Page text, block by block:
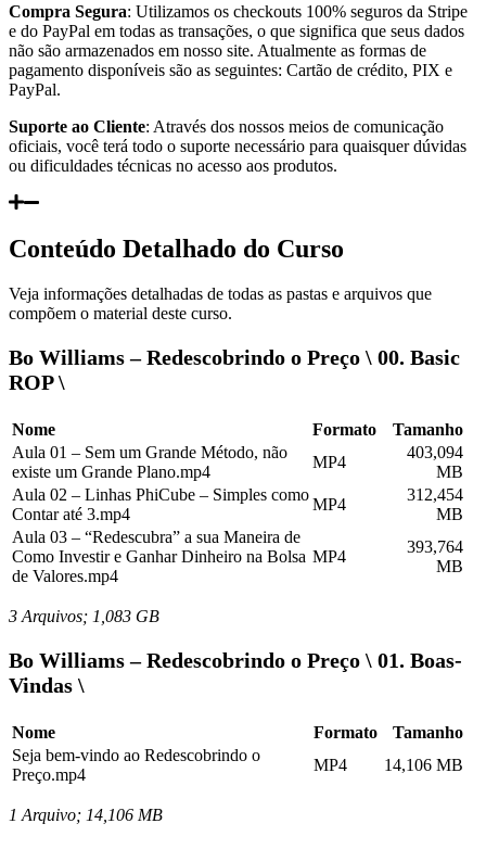
Compra Segura: Utilizamos os checkouts 100% seguros da Stripe
e do PayPal em todas as transações, o que significa que seus dados
não são armazenados em nosso site. Atualmente as formas de
pagamento disponíveis são as seguintes: Cartão de crédito, PIX e
PayPal.
Suporte ao Cliente: Através dos nossos meios de comunicação
oficiais, você terá todo o suporte necessário para quaisquer dúvidas
ou dificuldades técnicas no acesso aos produtos.
Conteúdo Detalhado do Curso
Veja informações detalhadas de todas as pastas e arquivos que
compõem o material deste curso.
Bo Williams – Redescobrindo o Preço \ 00. Basic
ROP \
Nome Formato
Tamanho
Aula 01 – Sem um Grande Método, não
existe um Grande Plano.mp4
MP4
403,094
MB
Aula 02 – Linhas PhiCube – Simples como
Contar até 3.mp4
MP4
312,454
MB
Aula 03 – “Redescubra” a sua Maneira de
Como Investir e Ganhar Dinheiro na Bolsa
de Valores.mp4
MP4
393,764
MB
3 Arquivos; 1,083 GB
Bo Williams – Redescobrindo o Preço \ 01. Boas-
Vindas \
Nome Formato
Tamanho
Seja bem-vindo ao Redescobrindo o
Preço.mp4
MP4 14,106 MB
1 Arquivo; 14,106 MB